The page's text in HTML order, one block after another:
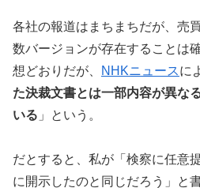
各社の報道はまちまちだが、売
数バージョンが存在することは
想どおりだが、
NHKニュースに
た決裁文書とは一部内容が異な
いる 」という。
だとすると、私が「検察に任意
に開示したのと同じだろう」と